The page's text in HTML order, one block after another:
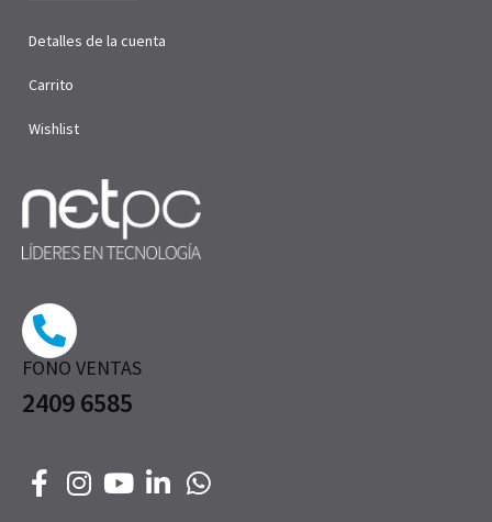
FONO VENTAS
2409 6585
Detalles de la cuenta
Carrito
Wishlist